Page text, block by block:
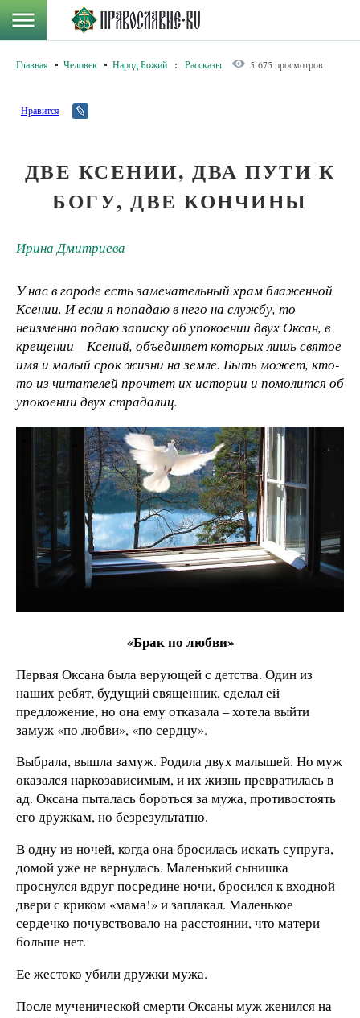
Главная Человек Народ Божий : Рассказы 5 675 просмотров
Нравится
ДВЕ КСЕНИИ, ДВА ПУТИ К
БОГУ, ДВЕ КОНЧИНЫ
Ирина Дмитриева
У нас в городе есть замечательный храм блаженной
Ксении. И если я попадаю в него на службу, то
неизменно подаю записку об упокоении двух Оксан, в
крещении – Ксений, объединяет которых лишь святое
имя и малый срок жизни на земле. Быть может, кто-
то из читателей прочтет их истории и помолится об
упокоении двух страдалиц.
«Брак по любви»
Первая Оксана была верующей с детства. Один из
наших ребят, будущий священник, сделал ей
предложение, но она ему отказала – хотела выйти
замуж «по любви», «по сердцу».
Выбрала, вышла замуж. Родила двух малышей. Но муж
оказался наркозависимым, и их жизнь превратилась в
ад. Оксана пыталась бороться за мужа, противостоять
его дружкам, но безрезультатно.
В одну из ночей, когда она бросилась искать супруга,
домой уже не вернулась. Маленький сынишка
проснулся вдруг посредине ночи, бросился к входной
двери с криком «мама!» и заплакал. Маленькое
сердечко почувствовало на расстоянии, что матери
больше нет.
Ее жестоко убили дружки мужа.
После мученической смерти Оксаны муж женился на